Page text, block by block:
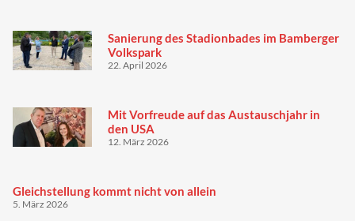
Sanierung des Stadionbades im Bamberger
Volkspark
22. April 2026
Mit Vorfreude auf das Austauschjahr in
den USA
12. März 2026
Gleichstellung kommt nicht von allein
5. März 2026